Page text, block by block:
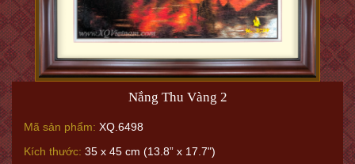
Nắng Thu Vàng 2
Mã sản phẩm: XQ.6498
Kích thước: 35 x 45 cm (13.8” x 17.7")